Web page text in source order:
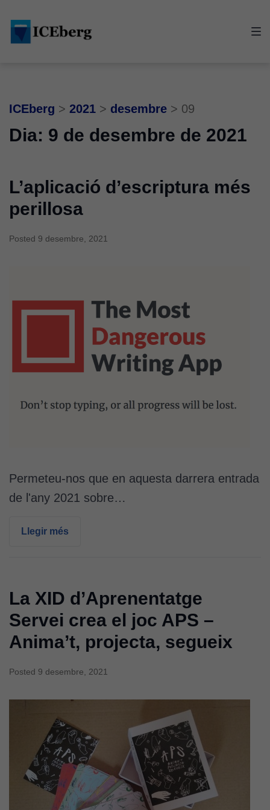
main
content
footer
ICEberg > 2021 > desembre > 09
Dia: 9 de desembre de 2021
L’aplicació d’escriptura més
perillosa
Posted 9 desembre, 2021
Permeteu-nos que en aquesta darrera entrada
de l'any 2021 sobre…
Llegir més
La XID d’Aprenentatge
Servei crea el joc APS –
Anima’t, projecta, segueix
Posted 9 desembre, 2021